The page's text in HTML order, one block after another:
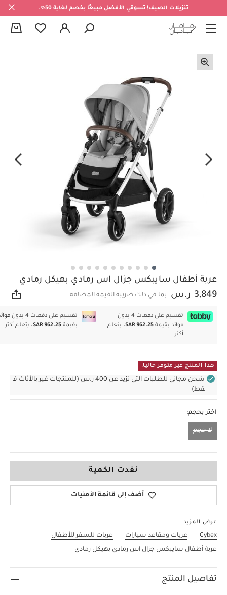
تنزيلات الصيف! تسوقي الأفضل مبيعًا بخصم لغاية 50%.
عربة أطفال سايبكس جزال اس رمادي بهيكل رمادي
3,849 ر.س بما في ذلك ضريبة القيمة المضافة
تقسيم على دفعات 4 بدون
فوائد بقيمة SAR 962.25.
يتعلم
أكثر
تقسيم على دفعات 4 بدون
بقيمةSAR 962.25. يتعلم أكثر
هذا المنتج غير متوفر حاليا.
شحن مجاني للطلبات التي تزيد عن 400 ر.س (للمنتجات غير بالأثاث ف
قط)
اختر بحجم:
لا حجم
نفدت الكمية
أضف إلى قائمة الأمنيات
عرض المزيد
Cybex عربات ومقاعد سيارات
عربات للسفر للأطفال
عربة أطفال سايبكس جزال اس رمادي بهيكل رمادي
تفاصيل المنتج